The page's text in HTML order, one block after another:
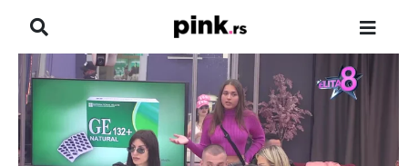
NASLOVNA
VESTI
ZADRUGA